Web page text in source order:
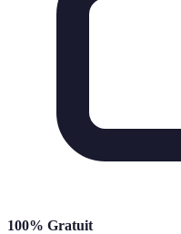
100% Gratuit